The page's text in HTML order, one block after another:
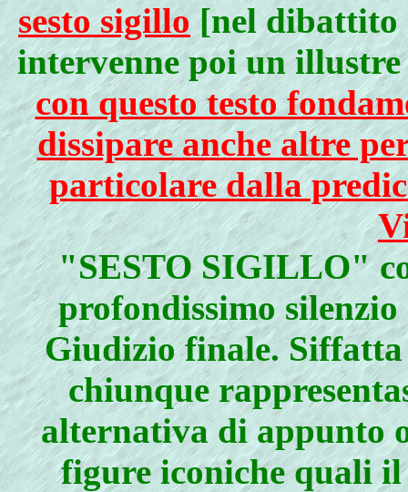
sesto sigillo[nel
intervenne poi un
con questo testo
dissipare anche altre
particolare dalla
"SESTO SIGILLO"
profondissimo
Giudizio finale.
chiunque
alternativa di appunto
figure iconiche quali